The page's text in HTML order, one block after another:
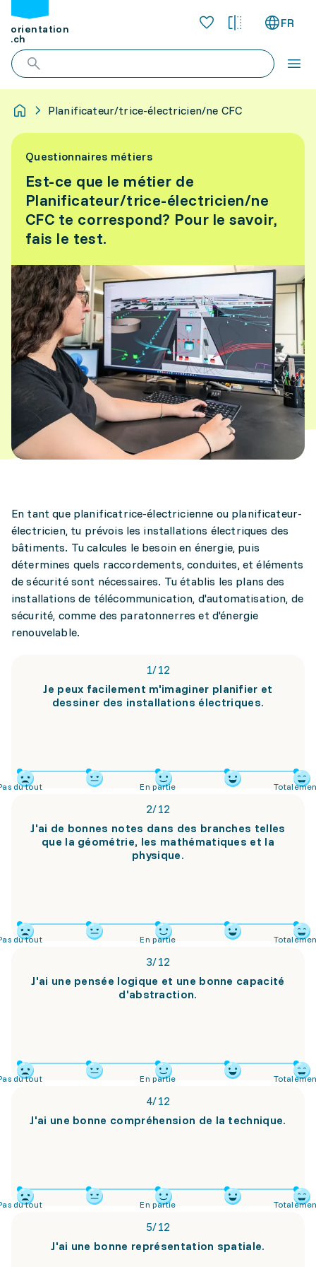
orientation
.ch
FR
Planificateur/trice-électricien/ne CFC
Questionnaires métiers
Est-ce que le métier de
Planificateur/trice-électricien/ne
CFC te correspond? Pour le savoir,
fais le test.
En tant que planificatrice-électricienne ou planificateur-
électricien, tu prévois les installations électriques des
bâtiments. Tu calcules le besoin en énergie, puis
détermines quels raccordements, conduites, et éléments
de sécurité sont nécessaires. Tu établis les plans des
installations de télécommunication, d'automatisation, de
sécurité, comme des paratonnerres et d'énergie
renouvelable.
1/12
Je peux facilement m'imaginer planifier et
dessiner des installations électriques.
du tout En partie
2/12
J'ai de bonnes notes dans des branches telles
que la géométrie, les mathématiques et la
physique.
du tout En partie
3/12
J'ai une pensée logique et une bonne capacité
d'abstraction.
du tout En partie
4/12
J'ai une bonne compréhension de la technique.
du tout En partie
5/12
J'ai une bonne représentation spatiale.